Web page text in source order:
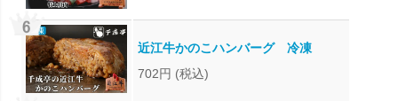
近江牛かのこハンバーグ 冷凍
702円 (税込)